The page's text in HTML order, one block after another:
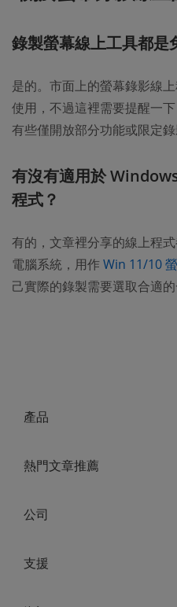
錄製螢幕線上工具都是
是的。市面上的螢幕錄影線
使用，不過這裡需要提醒一
有些僅開放部分功能或限定錄
有沒有適用於
程式？
有的，文章裡分享的線上程
電腦系統，用作Win 11/10
己實際的錄製需要選取合適的
產品
熱門文章推薦
公司
支援